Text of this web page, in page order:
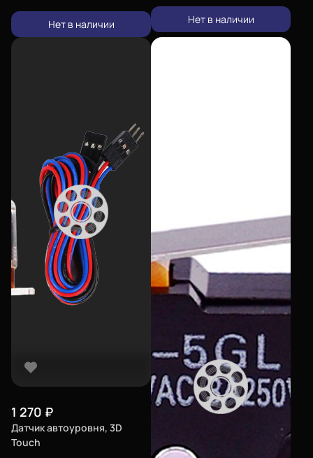
Нет в наличии Нет в наличии
1 270 ₽
Датчик автоуровня, 3D
Touch